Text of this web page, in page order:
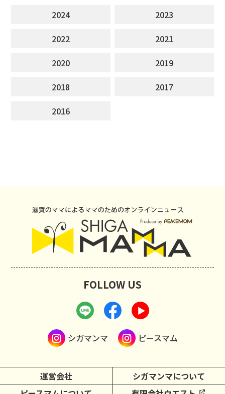
2024
2023
2022
2021
2020
2019
2018
2017
2016
運営会社
シガマンマについて
FOLLOW US
シガマンマ ピースマム